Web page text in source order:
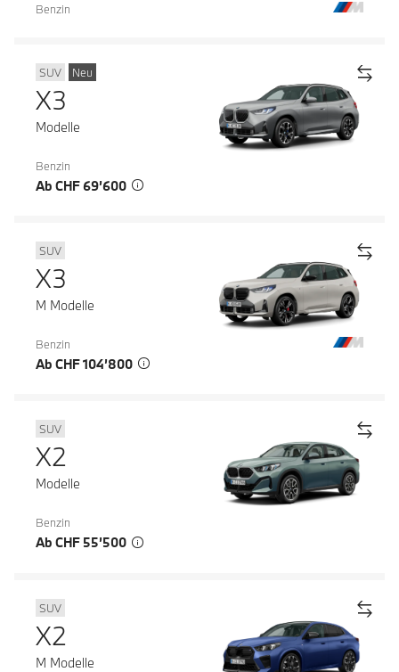
Benzin
SUV Neu
X3
Modelle
Benzin
Ab CHF 69’600
SUV
X3
M Modelle
Benzin
Ab CHF 104’800
SUV
X2
Modelle
Benzin
Ab CHF 55’500
SUV
X2
M Modelle